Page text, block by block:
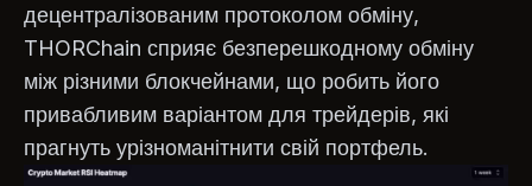
децентралізованим протоколом обміну,
THORChain сприяє безперешкодному обміну
між різними блокчейнами, що робить його
привабливим варіантом для трейдерів, які
прагнуть урізноманітнити свій портфель.